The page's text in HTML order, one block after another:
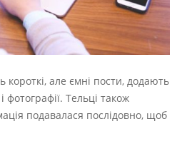
але ємні пости, додають
фотографії. Тельці також
подавалася послідовно, щоб